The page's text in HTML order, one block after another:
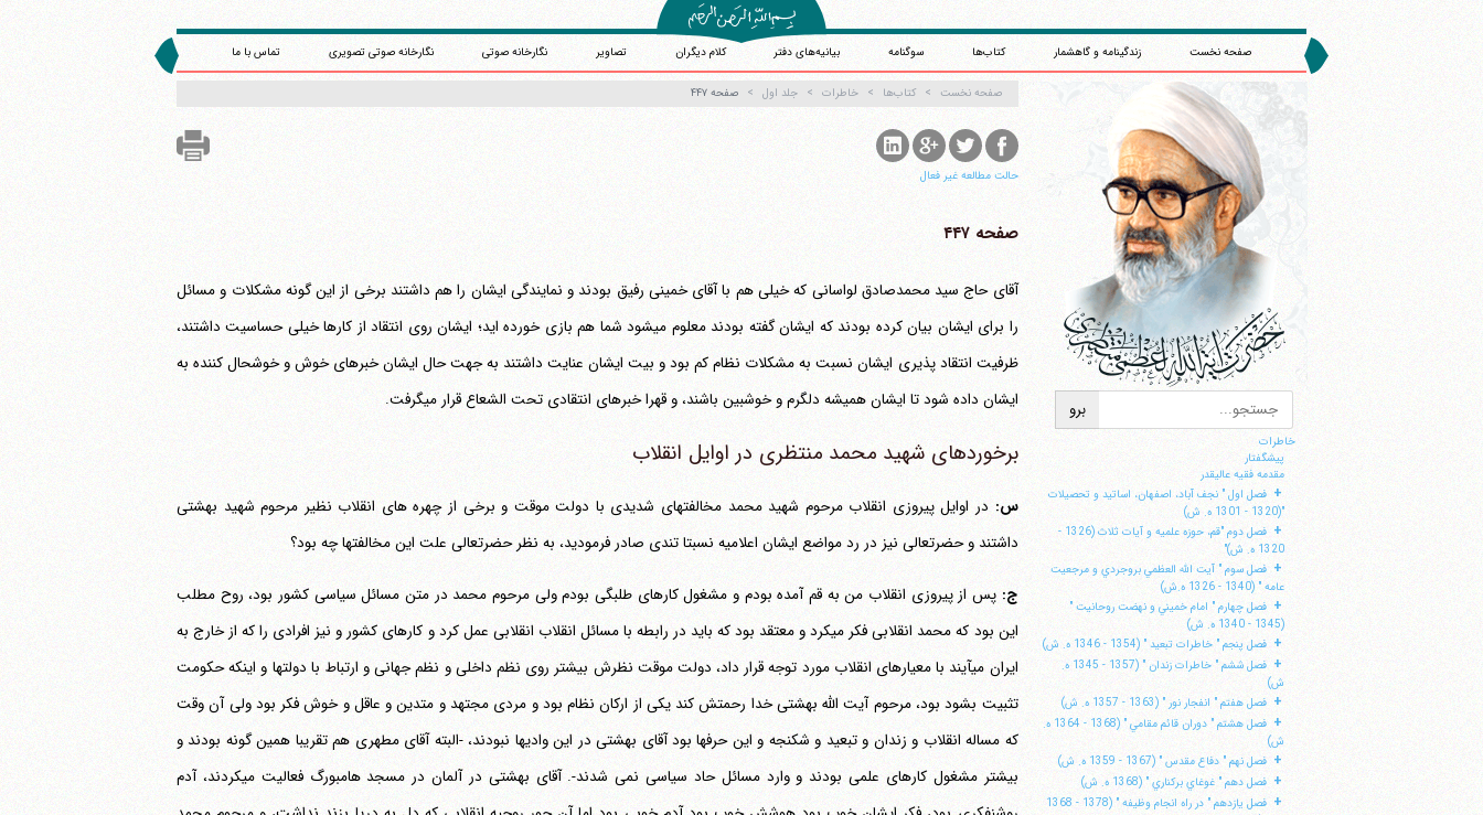
صفحه نخست زندگینامه و گاهشمار کتاب‌ها سوگنامه بیانیه‌های دفتر کلام دیگران تصاویر نگارخانه صوتی نگارخانه صوتی تصویری تماس با ما
خاطرات
پيشگفتار
مقدمه فقيه عاليقدر
+ فصل اول " نجف آباد، اصفهان، اساتيد و تحصيلات
"(1320 - 1301 ه. ش)
+
فصل دوم "قم، حوزه علميه و آيات ثلاث (1326 -
1320 ه. ش)"
+ فصل سوم " آيت الله العظمي بروجردي و مرجعيت
عامه " (1340 - 1326 ه.ش)
+ فصل چهارم " امام خميني و نهضت روحانيت "
(1345 - 1340 ه. ش)
+ فصل پنجم " خاطرات تبعيد " (1354 - 1346 ه. ش)
+
فصل ششم " خاطرات زندان " (1357 - 1345 ه.
ش)
+ فصل هفتم " انفجار نور " (1363 - 1357 ه. ش)
+
فصل هشتم " دوران قائم مقامي " (1368 - 1364 ه.
ش)
+ فصل نهم " دفاع مقدس " (1367 - 1359 ه. ش)
+ فصل دهم " غوغاي بركناري " (1368 ه. ش)
+
فصل يازدهم " در راه انجام وظيفه " (1378 - 1368
صفحه نخست کتاب‌ها خاطرات جلد اول صفحه ۴۴۷
حالت مطالعه غیر فعال
صفحه ۴۴۷
آقای حاج سید محمدصادق لواسانی که خیلی هم با آقای خمینی رفیق بودند و نمایندگی ایشان را هم داشتند برخی از این گونه مشکلات و مسائل
را برای ایشان بیان کرده بودند که ایشان گفته بودند معلوم می‎شود شما هم بازی خورده اید؛ ایشان روی انتقاد از کارها خیلی حساسیت داشتند،
ظرفیت انتقاد پذیری ایشان نسبت به مشکلات نظام کم بود و بیت ایشان عنایت داشتند به جهت حال ایشان خبرهای خوش و خوشحال کننده به
ایشان داده شود تا ایشان همیشه دلگرم و خوشبین باشند، و قهرا خبرهای انتقادی تحت الشعاع قرار می‎گرفت.
برخوردهای شهید محمد منتظری در اوایل انقلاب
س: در اوایل پیروزی انقلاب مرحوم شهید محمد مخالفتهای شدیدی با دولت موقت و برخی از چهره های انقلاب نظیر مرحوم شهید بهشتی
داشتند و حضرتعالی نیز در رد مواضع ایشان اعلامیه نسبتا تندی صادر فرمودید، به نظر حضرتعالی علت این مخالفتها چه بود؟
ج:پس از پیروزی انقلاب من به قم آمده بودم و مشغول کارهای طلبگی بودم ولی مرحوم محمد در متن مسائل سیاسی کشور بود، روح مطلب
این بود که محمد انقلابی فکر می‎کرد و معتقد بود که باید در رابطه با مسائل انقلاب انقلابی عمل کرد و کارهای کشور و نیز افرادی را که از خارج به
ایران می‎آیند با معیارهای انقلاب مورد توجه قرار داد، دولت موقت نظرش بیشتر روی نظم داخلی و نظم جهانی و ارتباط با دولتها و اینکه حکومت
تثبیت بشود بود، مرحوم آیت الله بهشتی خدا رحمتش کند یکی از ارکان نظام بود و مردی مجتهد و متدین و عاقل و خوش فکر بود ولی آن وقت
که مساله انقلاب و زندان و تبعید و شکنجه و این حرفها بود آقای بهشتی در این وادیها نبودند، -البته آقای مطهری هم تقریبا همین گونه بودند و
بیشتر مشغول کارهای علمی بودند و وارد مسائل حاد سیاسی نمی شدند-. آقای بهشتی در آلمان در مسجد هامبورگ فعالیت می‎کردند، آدم